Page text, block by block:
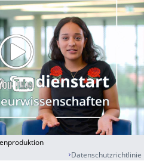
Datenschutzrichtlinie